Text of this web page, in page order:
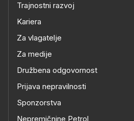
Trajnostni razvoj
Kariera
Za vlagatelje
Za medije
Družbena odgovornost
Prijava nepravilnosti
Sponzorstva
Nepremičnine Petrol